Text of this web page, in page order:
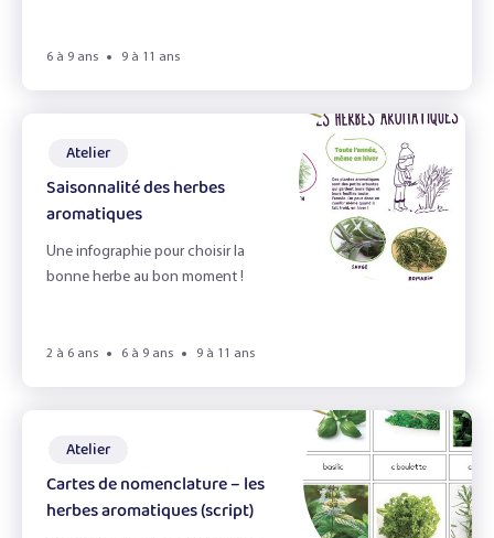
L'odorat
La Cuisine
la fete d'école
Le Goût
Le jardin
Le miel et l'odorat
6 à 9 ans 9 à 11 ans
Atelier
Saisonnalité des herbes
aromatiques
Une infographie pour choisir la
bonne herbe au bon moment !
2 à 6 ans 6 à 9 ans 9 à 11 ans
Atelier
Cartes de nomenclature – les
herbes aromatiques (script)